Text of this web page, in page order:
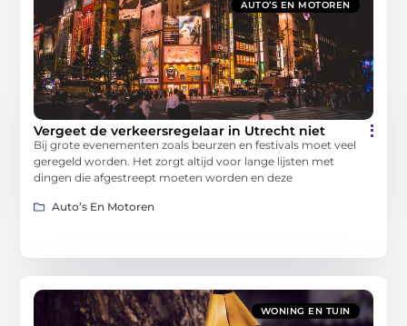
AUTO’S EN MOTOREN
Vergeet de verkeersregelaar in Utrecht niet
Bij grote evenementen zoals beurzen en festivals moet veel
geregeld worden. Het zorgt altijd voor lange lijsten met
dingen die afgestreept moeten worden en deze
Auto’s En Motoren
WONING EN TUIN